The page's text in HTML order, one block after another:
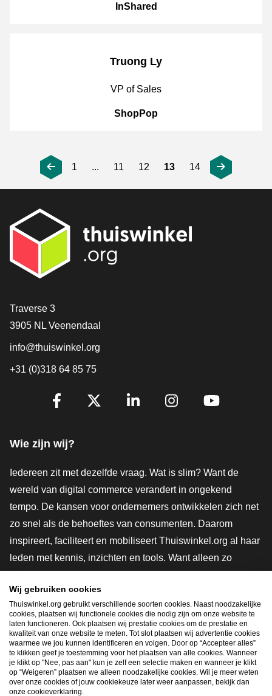
CompanyName
InShared
Truong Ly
JobPosition
VP of Sales
CompanyName
ShopPop
1 ... 11 12 13 14
Contact
Traverse 3
3905 NL Veenendaal
info@thuiswinkel.org
+31 (0)318 64 85 75
Volg je ons al?
Wie zijn wij?
Iedereen zit met dezelfde vraag. Wat is slim? Want de
wereld van digital commerce verandert in ongekend
tempo. De kansen voor ondernemers ontwikkelen zich net
zo snel als de behoeftes van consumenten. Daarom
inspireert, faciliteert en mobiliseert Thuiswinkel.org al haar
leden met kennis, inzichten en tools. Want alleen zo
innovatievere toekomst. Dus groei ook mee en maak
shoppen slimmer.
Lid worden
Snel navigeren
Wij gebruiken cookies
Thuiswinkel.org gebruikt verschillende soorten cookies. Naast noodzakelijke
cookies, plaatsen wij functionele cookies die nodig zijn om onze website te
laten functioneren. Ook plaatsen wij prestatie cookies om de prestatie en
kwaliteit van onze website te meten. Tot slot plaatsen wij advertentie cookies
waarmee we jou kunnen identificeren en volgen. Door op “Accepteer alles”
te klikken geef je toestemming voor het plaatsen van alle cookies. Wanneer
je klikt op "Nee, pas aan" kun je zelf een selectie maken en wanneer je klikt
op “Weigeren” plaatsen we alleen noodzakelijke cookies. Wil je meer weten
over onze cookies of jouw cookiekeuze later weer aanpassen, bekijk dan
onze cookieverklaring.